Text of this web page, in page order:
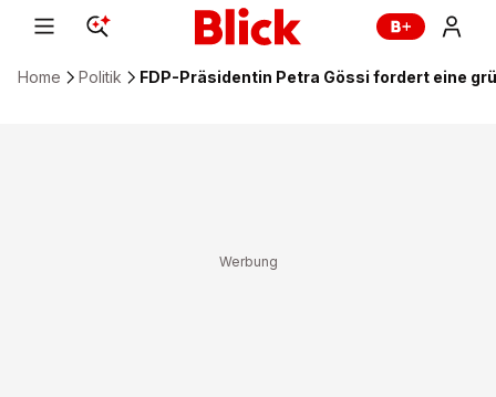
Home Politik FDP-Präsidentin Petra Gössi fordert eine